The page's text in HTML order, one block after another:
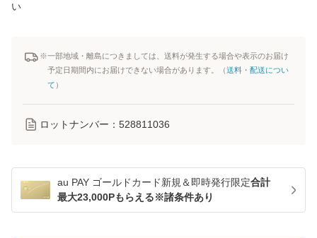
い
※一部地域・離島につきましては、送料が発生する場合や表示のお届け
予定日期間内にお届けできない場合があります。（送料・配送につい
て ）
ロットナンバー： 528811036
au PAY ゴールドカード新規＆即時発行限定合計
最大23,000Pもらえる※諸条件あり